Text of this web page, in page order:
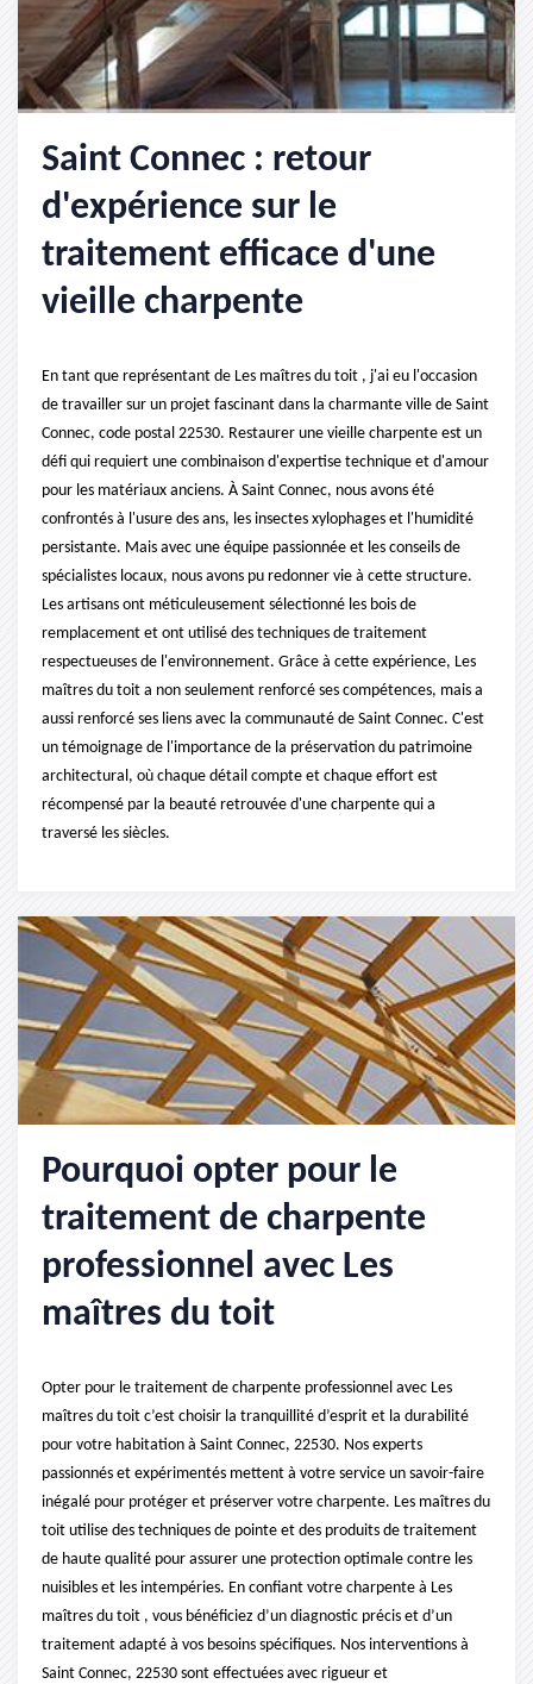
Saint Connec : retour
d'expérience sur le
traitement efficace d'une
vieille charpente
En tant que représentant de Les maîtres du toit , j'ai eu l'occasion
de travailler sur un projet fascinant dans la charmante ville de Saint
Connec, code postal 22530. Restaurer une vieille charpente est un
défi qui requiert une combinaison d'expertise technique et d'amour
pour les matériaux anciens. À Saint Connec, nous avons été
confrontés à l'usure des ans, les insectes xylophages et l'humidité
persistante. Mais avec une équipe passionnée et les conseils de
spécialistes locaux, nous avons pu redonner vie à cette structure.
Les artisans ont méticuleusement sélectionné les bois de
remplacement et ont utilisé des techniques de traitement
respectueuses de l'environnement. Grâce à cette expérience, Les
maîtres du toit a non seulement renforcé ses compétences, mais a
aussi renforcé ses liens avec la communauté de Saint Connec. C'est
un témoignage de l'importance de la préservation du patrimoine
architectural, où chaque détail compte et chaque effort est
récompensé par la beauté retrouvée d'une charpente qui a
traversé les siècles.
Pourquoi opter pour le
traitement de charpente
professionnel avec Les
maîtres du toit
Opter pour le traitement de charpente professionnel avec Les
maîtres du toit c’est choisir la tranquillité d’esprit et la durabilité
pour votre habitation à Saint Connec, 22530. Nos experts
passionnés et expérimentés mettent à votre service un savoir-faire
inégalé pour protéger et préserver votre charpente. Les maîtres du
toit utilise des techniques de pointe et des produits de traitement
de haute qualité pour assurer une protection optimale contre les
nuisibles et les intempéries. En confiant votre charpente à Les
maîtres du toit , vous bénéficiez d’un diagnostic précis et d’un
traitement adapté à vos besoins spécifiques. Nos interventions à
Saint Connec, 22530 sont effectuées avec rigueur et